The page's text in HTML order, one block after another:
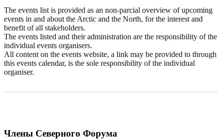
The events list is provided as an non-parcial overview of upcoming
events in and about the Arctic and the North, for the interest and
benefit of all stakeholders.
The events listed and their administration are the responsibility of the
individual events organisers.
All content on the events website, a link may be provided to through
this events calendar, is the sole responsibility of the individual
organiser.
Члены Северного Форума